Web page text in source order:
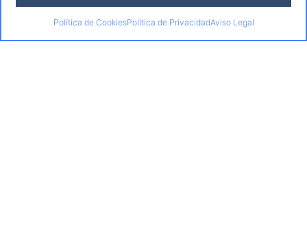
Política de CookiesPolítica de PrivacidadAviso Legal
Cursos Acreditados
Empresas
Empleo